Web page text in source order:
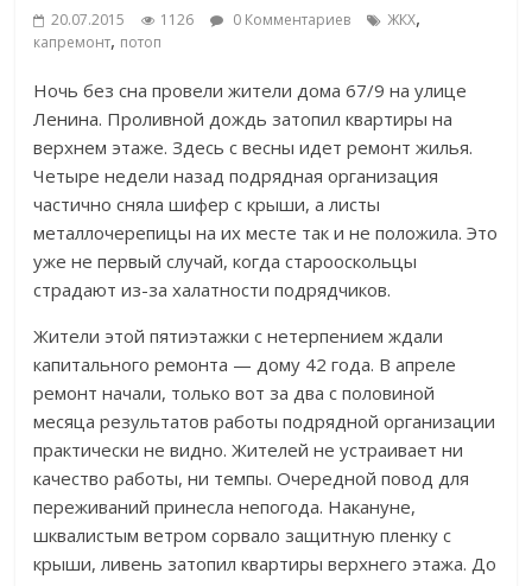
20.07.2015 1126 0 Комментариев ЖКХ,
капремонт, потоп
Ночь без сна провели жители дома 67/9 на улице
Ленина. Проливной дождь затопил квартиры на
верхнем этаже. Здесь с весны идет ремонт жилья.
Четыре недели назад подрядная организация
частично сняла шифер с крыши, а листы
металлочерепицы на их месте так и не положила. Это
уже не первый случай, когда старооскольцы
страдают из-за халатности подрядчиков.
Жители этой пятиэтажки с нетерпением ждали
капитального ремонта — дому 42 года. В апреле
ремонт начали, только вот за два с половиной
месяца результатов работы подрядной организации
практически не видно. Жителей не устраивает ни
качество работы, ни темпы. Очередной повод для
переживаний принесла непогода. Накануне,
шквалистым ветром сорвало защитную пленку с
крыши, ливень затопил квартиры верхнего этажа. До